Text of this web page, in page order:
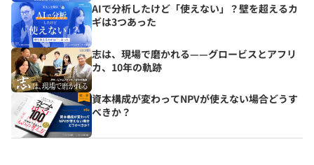
AIで分析したけど「使えない」？壁を超えるカ
ギは3つあった
志は、現場で磨かれる——グロービスとアフリ
カ、10年の軌跡
資本構成が変わってNPVが使えない場合どうす
べきか？